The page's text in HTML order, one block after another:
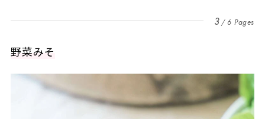
3 6 Pages
野菜みそ